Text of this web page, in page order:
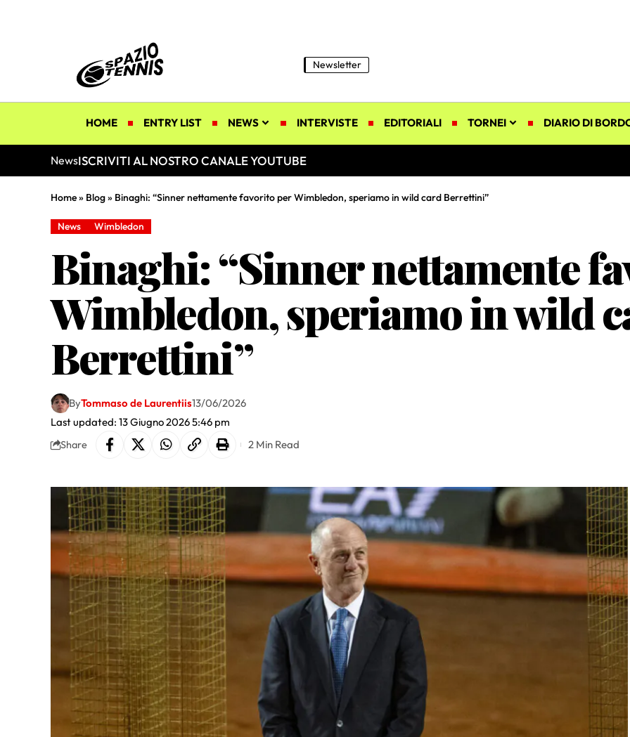
Newsletter
HOME ENTRY LIST NEWS INTERVISTE EDITORIALI TORNEI DIARIO DI
NewsISCRIVITI AL NOSTRO CANALE YOUTUBE
Home» Blog» Binaghi: “Sinner nettamente favorito per Wimbledon, speriamo in wild card Berrettini”
News Wimbledon
Binaghi: “Sinner nettamente
Wimbledon, speriamo in wild
Berrettini”
Last updated: 13 Giugno 2026 5:46 pm
ByTommaso de Laurentiis13/06/2026
Share 2 Min Read